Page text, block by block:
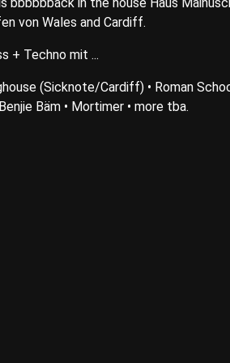
von Wales and Cardiff.
+ Techno mit ...
(Sicknote/Cardiff) • Roman
Bäm • Mortimer • more tba.